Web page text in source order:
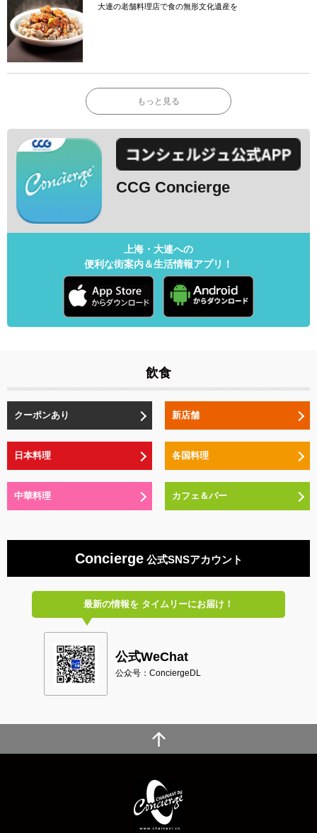
大連の老舗料理店で食の無形文化遺産を
もっと見る
CCG Concierge
上海・大連への
便利な街案内＆生活情報アプリ！
飲食
クーポンあり 新店舗
日本料理 各国料理
中華料理 カフェ＆バー
Concierge公式SNSアカウント
最新の情報をタイムリーにお届け！
公式WeChat
公众号：ConciergeDL